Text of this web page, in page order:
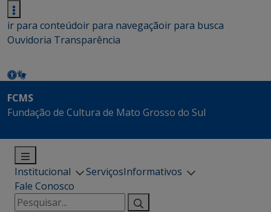
ir para conteúdoir para navegaçãoir para busca
Ouvidoria Transparência
FCMS
Fundação de Cultura de Mato Grosso do Sul
Institucional ServiçosInformativos
Fale Conosco
Pesquisar